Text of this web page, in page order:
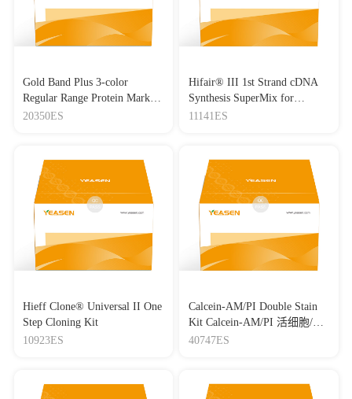
Gold Band Plus 3-color
Regular Range Protein Marker
(8-180 kDa) 三色预染蛋白质
20350ES
Hifair® III 1st Strand cDNA
Synthesis SuperMix for
qPCR(gDNA digester plus)
11141ES
Hieff Clone® Universal II One
Step Cloning Kit
10923ES
Calcein-AM/PI Double Stain
Kit Calcein-AM/PI 活细胞/死
细胞双染试剂盒
40747ES